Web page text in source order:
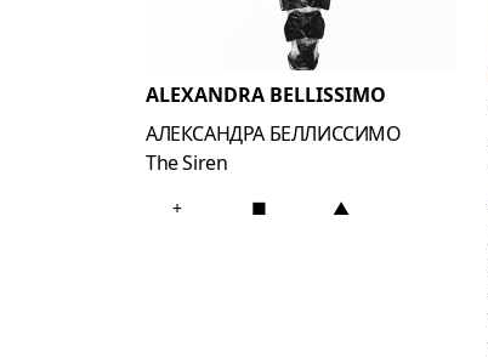
ALEXANDRA BELLISSIMO
АЛЕКСАНДРА БЕЛЛИССИМО
The Siren
+ ■ ▲